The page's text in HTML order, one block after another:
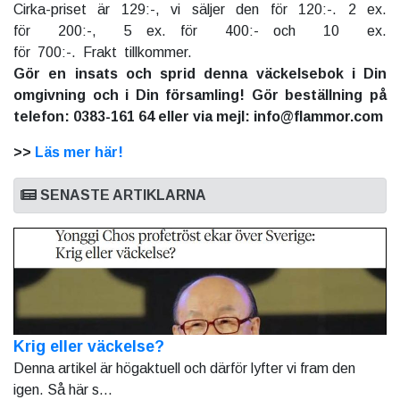
Cirka-priset är 129:-, vi säljer den för 120:-. 2 ex.
för 200:-, 5 ex. för 400:- och 10 ex.
för 700:-. Frakt tillkommer.
Gör en insats och sprid denna väckelsebok i Din
omgivning och i Din församling! Gör beställning på
telefon: 0383-161 64 eller via mejl: info@flammor.com
>> Läs mer här!
SENASTE ARTIKLARNA
Krig eller väckelse?
Denna artikel är högaktuell och därför lyfter vi fram den
igen. Så här s...